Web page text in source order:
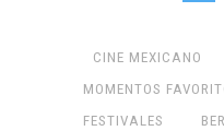
CINE MEXICANO
MOMENTOS
FESTIVALES